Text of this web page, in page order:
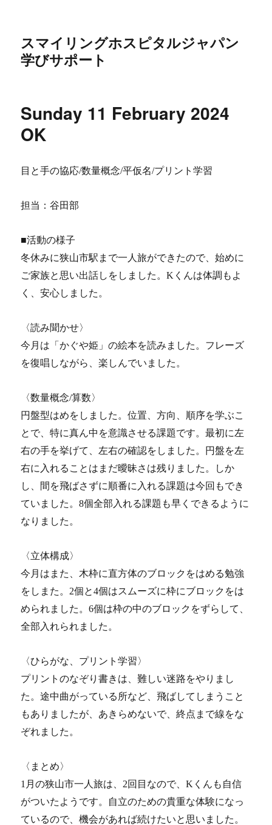
スマイリングホスピタルジャパン
学びサポート
Sunday 11 February 2024
OK
目と手の協応/数量概念/平仮名/プリント学習
担当：谷田部
■活動の様子
冬休みに狭山市駅まで一人旅ができたので、始めに
ご家族と思い出話しをしました。Kくんは体調もよ
く、安心しました。
〈読み聞かせ〉
今月は「かぐや姫」の絵本を読みました。フレーズ
を復唱しながら、楽しんでいました。
〈数量概念/算数〉
円盤型はめをしました。位置、方向、順序を学ぶこ
とで、特に真ん中を意識させる課題です。最初に左
右の手を挙げて、左右の確認をしました。円盤を左
右に入れることはまだ曖昧さは残りました。しか
し、間を飛ばさずに順番に入れる課題は今回もでき
ていました。8個全部入れる課題も早くできるように
なりました。
〈立体構成〉
今月はまた、木枠に直方体のブロックをはめる勉強
をしまた。2個と4個はスムーズに枠にブロックをは
められました。6個は枠の中のブロックをずらして、
全部入れられました。
〈ひらがな、プリント学習〉
プリントのなぞり書きは、難しい迷路をやりまし
た。途中曲がっている所など、飛ばしてしまうこと
もありましたが、あきらめないで、終点まで線をな
ぞれました。
〈まとめ〉
1月の狭山市一人旅は、2回目なので、Kくんも自信
がついたようです。自立のための貴重な体験になっ
ているので、機会があれば続けたいと思いました。